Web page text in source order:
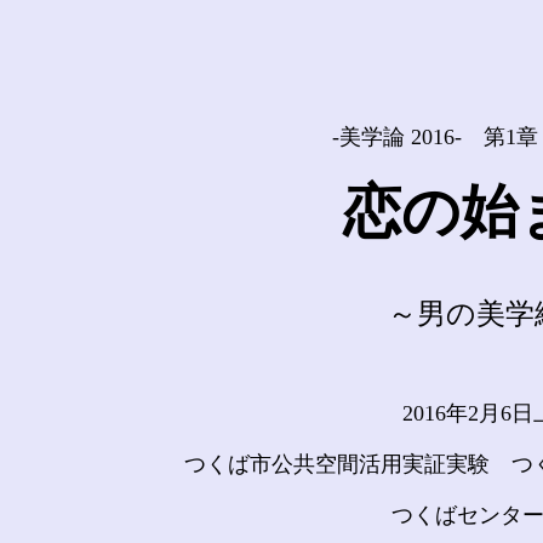
-美学論 2016- 第1章
恋の始
～男の美学
2016年2月6日
つくば市公共空間活用実証実験 つ
つくばセンタ